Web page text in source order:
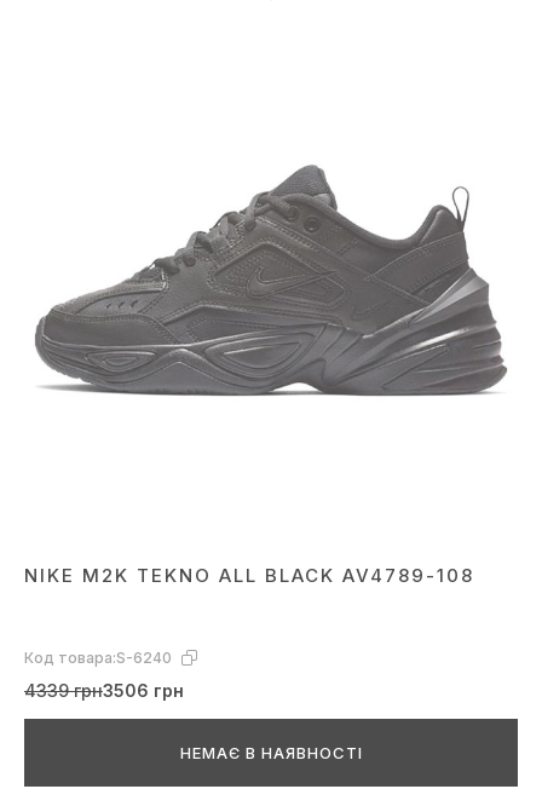
NIKE M2K TEKNO ALL BLACK AV4789-108
Код товара:S-6240
4339 грн3506 грн
НЕМАЄ В НАЯВНОСТІ